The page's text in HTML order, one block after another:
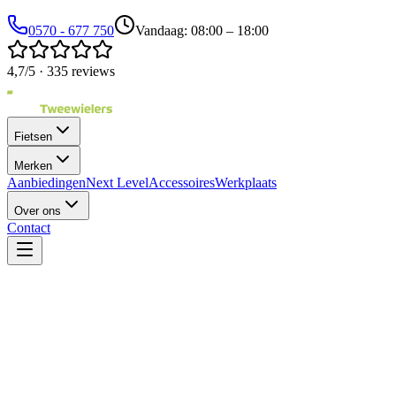
0570 - 677 750 Vandaag: 08:00 – 18:00
4,7/5 · 335 reviews
Fietsen
Merken
AanbiedingenNext LevelAccessoiresWerkplaats
Over ons
Contact